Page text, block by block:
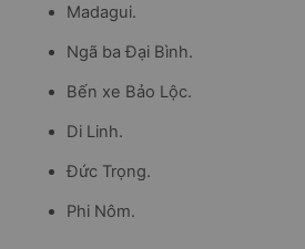
Madagui.
Ngã ba Đại Bình.
Bến xe Bảo Lộc.
Di Linh.
Đức Trọng.
Phi Nôm.